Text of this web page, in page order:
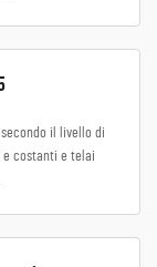
il livello di
e costanti e telai